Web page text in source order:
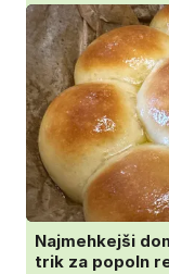
Najmehkejši
trik za popoln